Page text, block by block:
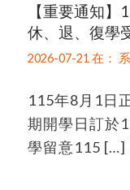
【重要通知
休、退、復學
2026-07-21 在：
115年8月1日
期開學日訂於
學留意115 […]